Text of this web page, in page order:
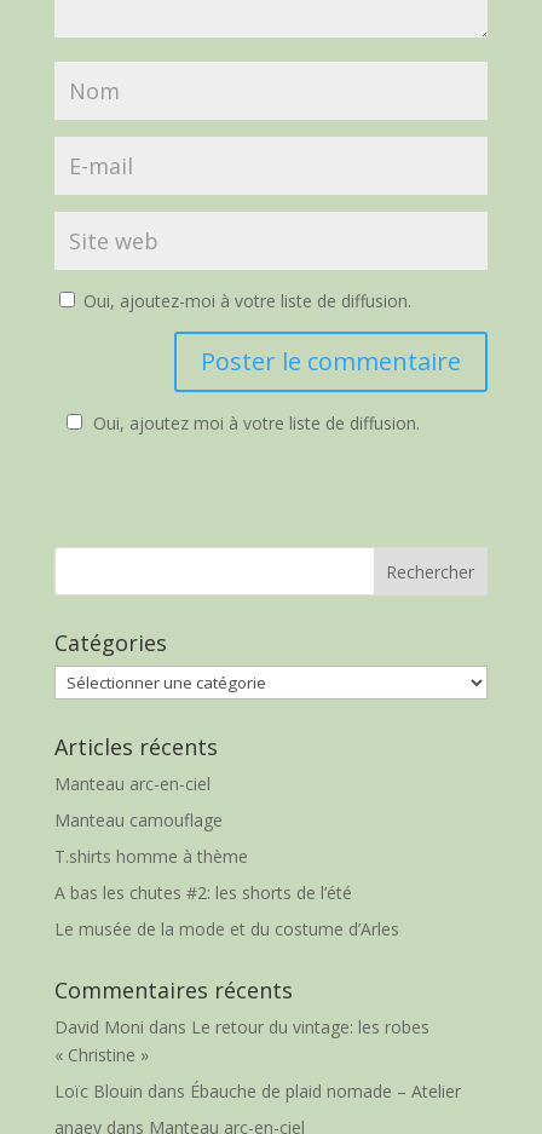
Oui, ajoutez-moi à votre liste de diffusion.
Oui, ajoutez moi à votre liste de diffusion.
Catégories
Catégories
Articles récents
Manteau arc-en-ciel
Manteau camouflage
T.shirts homme à thème
A bas les chutes #2: les shorts de l’été
Le musée de la mode et du costume d’Arles
Commentaires récents
David Moni dans Le retour du vintage: les robes
« Christine »
Loïc Blouin dans Ébauche de plaid nomade – Atelier
anaeydans Manteau arc-en-ciel